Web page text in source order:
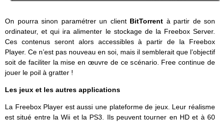
On pourra sinon paramétrer un client BitTorrent à partir de son
ordinateur, et qui ira alimenter le stockage de la Freebox Server.
Ces contenus seront alors accessibles à partir de la Freebox
Player. Ce n’est pas nouveau en soi, mais il semblerait que l’objectif
soit de faciliter la mise en œuvre de ce scénario. Free continue de
jouer le poil à gratter !
Les jeux et les autres applications
La Freebox Player est aussi une plateforme de jeux. Leur réalisme
est situé entre la Wii et la PS3. Ils peuvent tourner en HD et à 60